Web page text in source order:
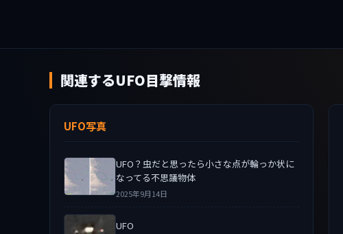
関連するUFO目撃情報
UFO写真
UFO？虫だと思ったら小さな点が輪っか状に
なってる不思議物体
2025年9月14日
UFO